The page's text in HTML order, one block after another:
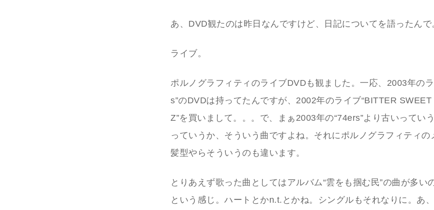
あ、DVD観たのは昨日なんですけど、日記についてを語ったんで
ライブ。
ポルノグラフィティのライブDVDも観ました。一応、2003年の
s”のDVDは持ってたんですが、2002年のライブ“BITTER
Z”を買いまして。。。で、まぁ2003年の“74ers”より古いってい
っていうか、そういう曲ですよね。それにポルノグラフィティの
髪型やらそういうのも違います。
とりあえず歌った曲としてはアルバム“雲をも掴む民”の曲が多い
という感じ。ハートとかn.t.とかね。シングルもそれなりに。あ